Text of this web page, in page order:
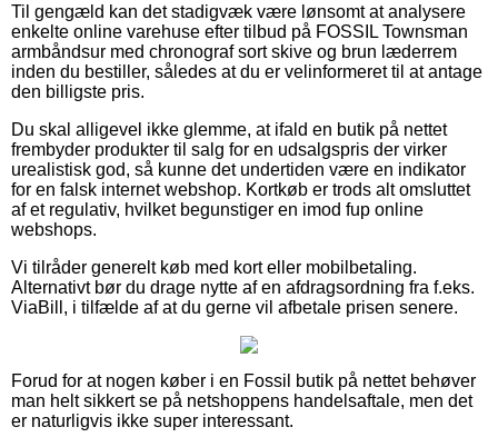
Til gengæld kan det stadigvæk være lønsomt at analysere
enkelte online varehuse efter tilbud på FOSSIL Townsman
armbåndsur med chronograf sort skive og brun læderrem
inden du bestiller, således at du er velinformeret til at antage
den billigste pris.
Du skal alligevel ikke glemme, at ifald en butik på nettet
frembyder produkter til salg for en udsalgspris der virker
urealistisk god, så kunne det undertiden være en indikator
for en falsk internet webshop. Kortkøb er trods alt omsluttet
af et regulativ, hvilket begunstiger en imod fup online
webshops.
Vi tilråder generelt køb med kort eller mobilbetaling.
Alternativt bør du drage nytte af en afdragsordning fra f.eks.
ViaBill, i tilfælde af at du gerne vil afbetale prisen senere.
Forud for at nogen køber i en Fossil butik på nettet behøver
man helt sikkert se på netshoppens handelsaftale, men det
er naturligvis ikke super interessant.